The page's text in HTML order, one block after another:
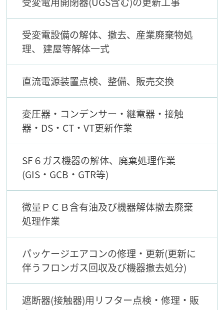
受変電設備の解体、撤去、産業廃棄物処
理、 建屋等解体一式
直流電源装置点検、整備、販売交換
変圧器・コンデンサー・継電器・接触
器・DS・CT・VT更新作業
SF６ガス機器の解体、廃棄処理作業
(GIS・GCB・GTR等)
微量ＰＣＢ含有油及び機器解体撤去廃棄
処理作業
パッケージエアコンの修理・更新(更新に
伴うフロンガス回収及び機器撤去処分)
遮断器(接触器)用リフター点検・修理・販